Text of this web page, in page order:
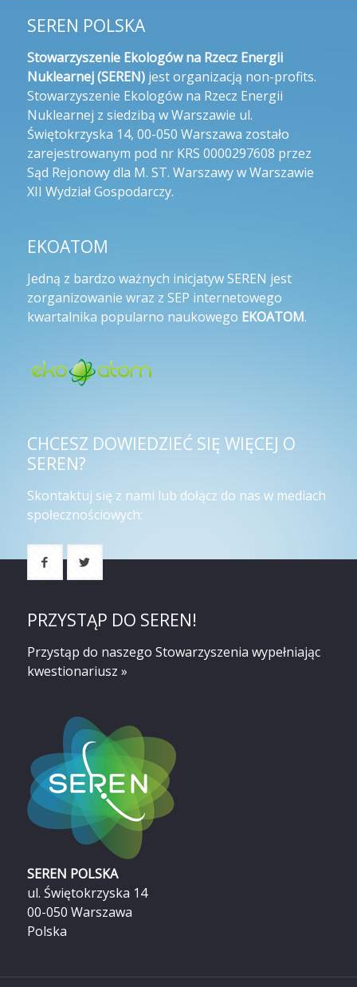
SEREN POLSKA
Stowarzyszenie Ekologów na Rzecz Energii
Nuklearnej (SEREN)jest organizacją non-profits.
Stowarzyszenie Ekologów na Rzecz Energii
Nuklearnej z siedzibą w Warszawie ul.
Świętokrzyska 14, 00-050 Warszawa zostało
zarejestrowanym pod nr KRS 0000297608 przez
Sąd Rejonowy dla M. ST. Warszawy w Warszawie
XII Wydział Gospodarczy.
EKOATOM
Jedną z bardzo ważnych inicjatyw SEREN jest
zorganizowanie wraz z SEP internetowego
kwartalnika popularno naukowego EKOATOM.
CHCESZ DOWIEDZIEĆ SIĘ WIĘCEJ O
SEREN?
Skontaktuj się z nami lub dołącz do nas w mediach
społecznościowych:
PRZYSTĄP DO SEREN!
Przystąp do naszego Stowarzyszenia wypełniając
kwestionariusz »
SEREN POLSKA
ul. Świętokrzyska 14
00-050 Warszawa
Polska